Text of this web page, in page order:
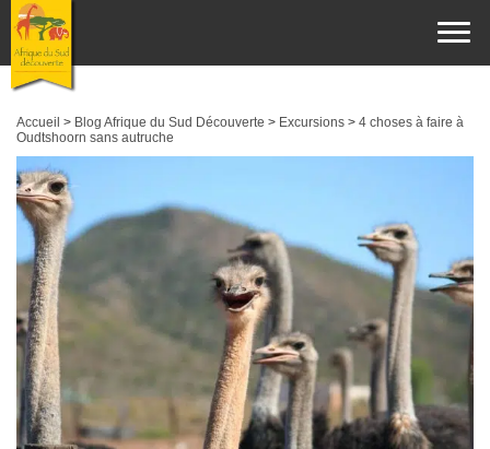
Accueil > Blog Afrique du Sud Découverte > Excursions > 4 choses à faire à
Oudtshoorn sans autruche